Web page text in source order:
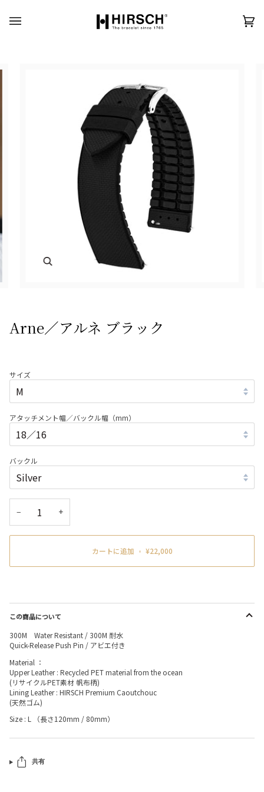
content
カ(0)
Arne／アルネ ブラック
サイズ
アタッチメント幅／バックル幅（mm）
バックル
− +
カートに追加 • ¥22,000
この商品について
300M Water Resistant / 300M 耐水
Quick-Release Push Pin / アビエ付き
Material ：
Upper Leather : Recycled PET material from the ocean
(リサイクルPET素材 帆布柄)
Lining Leather : HIRSCH Premium Caoutchouc
(天然ゴム)
Size : L （長さ120mm / 80mm）
共有